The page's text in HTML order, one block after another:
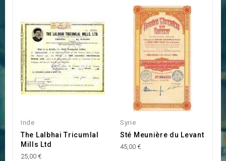
Inde
The Lalbhai Tricumlal
Mills Ltd
25,00 €
Syrie
Sté Meunière du Levant
45,00 €